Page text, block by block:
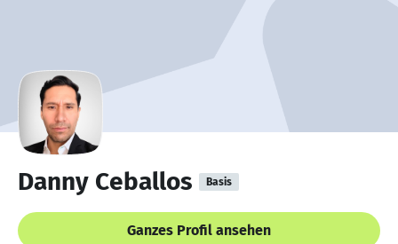
Danny Ceballos Basis
Ganzes Profil ansehen